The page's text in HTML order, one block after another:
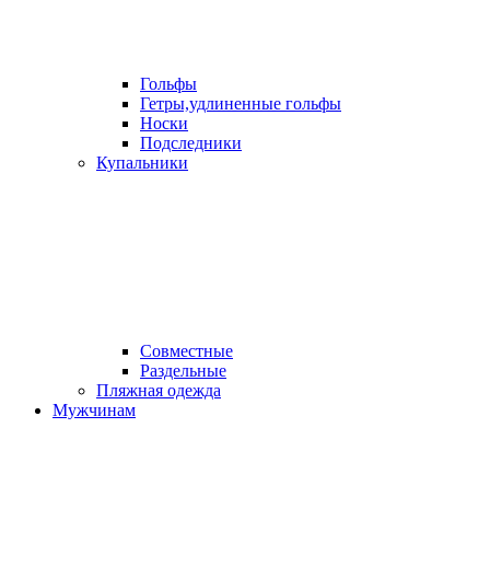
Гольфы
Гетры,удлиненные гольфы
Носки
Подследники
Купальники
Совместные
Раздельные
Пляжная одежда
Мужчинам